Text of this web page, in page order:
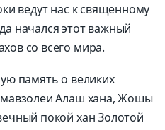
ведут нас к священному
начался этот важный
со всего мира.
память о великих
мавзолеи Алаш хана, Жошы
покой хан Золотой